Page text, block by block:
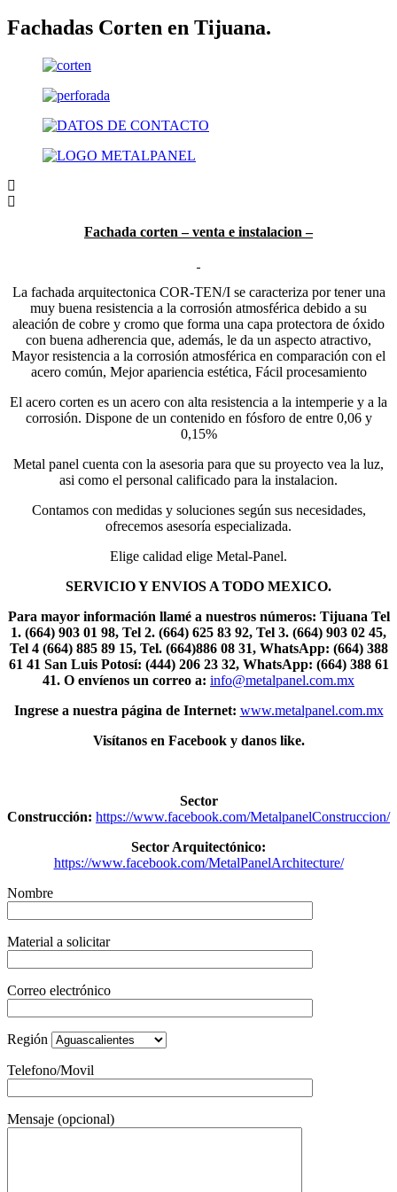
Fachadas Corten en Tijuana.
Fachada corten – venta e instalacion –
La fachada arquitectonica COR-TEN/I se caracteriza por tener una
muy buena resistencia a la corrosión atmosférica debido a su
aleación de cobre y cromo que forma una capa protectora de óxido
con buena adherencia que, además, le da un aspecto atractivo,
Mayor resistencia a la corrosión atmosférica en comparación con el
acero común, Mejor apariencia estética, Fácil procesamiento
El acero corten es un acero con alta resistencia a la intemperie y a la
corrosión. Dispone de un contenido en fósforo de entre 0,06 y
0,15%
Metal panel cuenta con la asesoria para que su proyecto vea la luz,
asi como el personal calificado para la instalacion.
Contamos con medidas y soluciones según sus necesidades,
ofrecemos asesoría especializada.
Elige calidad elige Metal-Panel.
SERVICIO Y ENVIOS A TODO MEXICO.
Para mayor información llamé a nuestros números: Tijuana Tel
1. (664) 903 01 98, Tel 2. (664) 625 83 92, Tel 3. (664) 903 02 45,
Tel 4 (664) 885 89 15, Tel. (664)886 08 31, WhatsApp: (664) 388
61 41 San Luis Potosí: (444) 206 23 32, WhatsApp: (664) 388 61
41. O envíenos un correo a: info@metalpanel.com.mx
Ingrese a nuestra página de Internet: www.metalpanel.com.mx
Visítanos en Facebook y danos like.
Sector
Construcción: https://www.facebook.com/MetalpanelConstruccion/
Sector Arquitectónico:
https://www.facebook.com/MetalPanelArchitecture/
Nombre
Material a solicitar
Correo electrónico
Región
Telefono/Movil
Mensaje (opcional)